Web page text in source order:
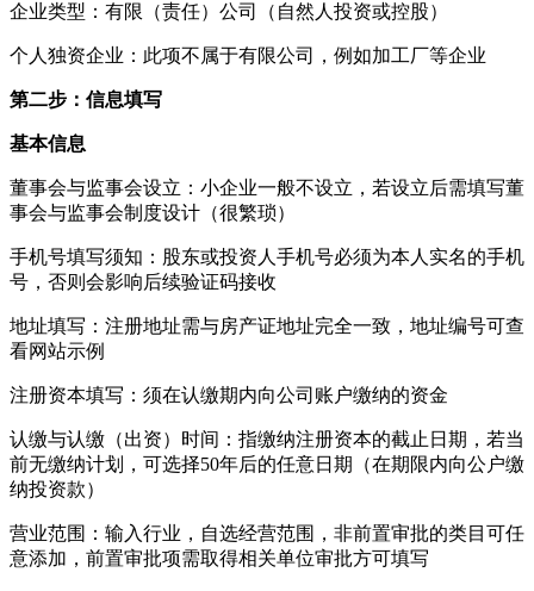
企业类型：有限（责任）公司（自然人投资或控股）
个人独资企业：此项不属于有限公司，例如加工厂等企业
第二步：信息填写
基本信息
董事会与监事会设立：小企业一般不设立，若设立后需填写董
事会与监事会制度设计（很繁琐）
手机号填写须知：股东或投资人手机号必须为本人实名的手机
号，否则会影响后续验证码接收
地址填写：注册地址需与房产证地址完全一致，地址编号可查
看网站示例
注册资本填写：须在认缴期内向公司账户缴纳的资金
认缴与认缴（出资）时间：指缴纳注册资本的截止日期，若当
前无缴纳计划，可选择50年后的任意日期（在期限内向公户缴
纳投资款）
营业范围：输入行业，自选经营范围，非前置审批的类目可任
意添加，前置审批项需取得相关单位审批方可填写